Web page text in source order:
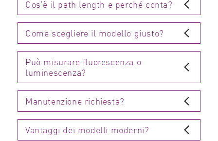
Cos’è il path length e perché conta?
Come scegliere il modello giusto?
Può misurare fluorescenza o
luminescenza?
Manutenzione richiesta?
Vantaggi dei modelli moderni?